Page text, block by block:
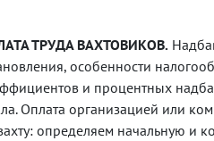
ТРУДА ВАХТОВИКОВ.
особенности
и процентных
Оплата организацией или
определяем начальную и